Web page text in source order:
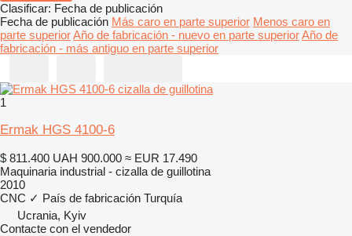
Clasificar: Fecha de publicación
Fecha de publicación Más caro en parte superior Menos caro en
parte superiorAño de fabricación - nuevo en parte superiorAño de
fabricación - más antiguo en parte superior
1
Ermak HGS 4100-6
$ 811.400 UAH 900.000 ≈ EUR 17.490
Maquinaria industrial - cizalla de guillotina
2010
CNC ✓ País de fabricación Turquía
Ucrania, Kyiv
Contacte con el vendedor